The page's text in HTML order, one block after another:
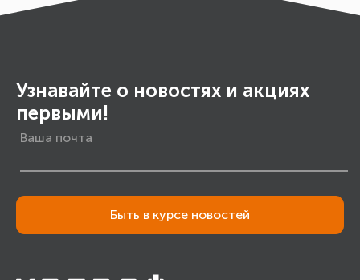
Узнавайте о новостях и акциях
первыми!
Быть в курсе новостей